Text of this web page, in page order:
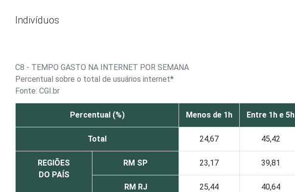
Indivíduos
C8 - TEMPO GASTO NA INTERNET POR SEMANA
Percentual sobre o total de usuários internet*
Fonte: CGI.br
Percentual (%) Menos de 1h Entre 1h e 5h
Total 24,67 45,42
REGIÕES
DO PAÍS
RM SP 23,17 39,81
RM RJ 25,44 40,64